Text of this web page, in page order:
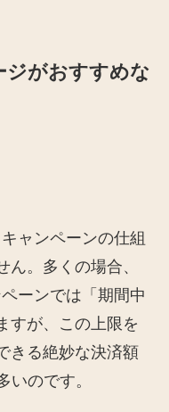
ジがおすすめな
ャンペーンの仕組
。多くの場合、
ーンでは「期間中
すが、この上限を
きる絶妙な決済額
いのです。